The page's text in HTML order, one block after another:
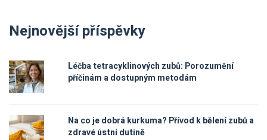
Nejnovější příspěvky
Léčba tetracyklinových zubů: Porozumění
příčinám a dostupným metodám
Na co je dobrá kurkuma? Přívod k bělení zubů a
zdravé ústní dutině